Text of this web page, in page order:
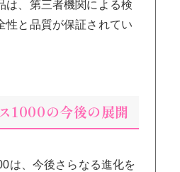
は、第三者機関による検
性と品質が保証されてい
1000の今後の展開
は、今後さらなる進化を